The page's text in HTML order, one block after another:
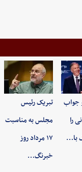
جواب
را
با…
تبریک رئیس
مجلس به مناسبت
۱۷ مرداد روز
خبرنگ…